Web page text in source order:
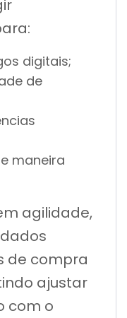
digitais;
de
maneira
agilidade,
de compra
ajustar
com o